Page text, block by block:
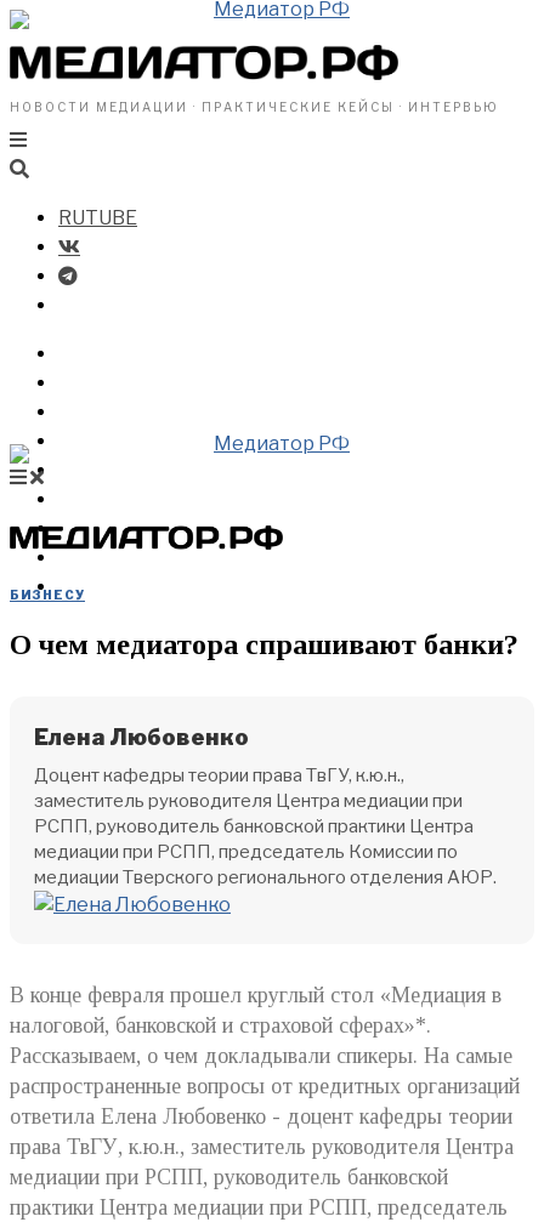
НОВОСТИ МЕДИАЦИИ · ПРАКТИЧЕСКИЕ КЕЙСЫ · ИНТЕРВЬЮ
RUTUBE
ВИДЕО
КУПИТЬ
БИЗНЕСУ
О чем медиатора спрашивают банки?
Елена Любовенко
Доцент кафедры теории права ТвГУ, к.ю.н.,
заместитель руководителя Центра медиации при
РСПП, руководитель банковской практики Центра
медиации при РСПП, председатель Комиссии по
медиации Тверского регионального отделения АЮР.
В конце февраля прошел круглый стол «Медиация в
налоговой, банковской и страховой сферах»*.
Рассказываем, о чем докладывали спикеры. На самые
распространенные вопросы от кредитных организаций
ответила Елена Любовенко - доцент кафедры теории
права ТвГУ, к.ю.н., заместитель руководителя Центра
медиации при РСПП, руководитель банковской
практики Центра медиации при РСПП, председатель